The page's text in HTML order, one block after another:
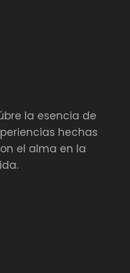
la esencia de
hechas
el alma en la